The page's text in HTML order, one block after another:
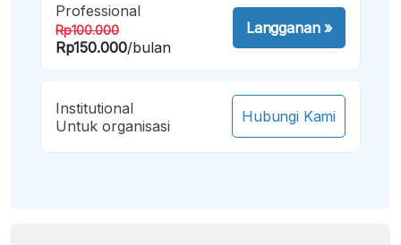
Professional
Rp100.000
Rp150.000/bulan
Langganan»
Institutional
Untuk organisasi
Hubungi Kami